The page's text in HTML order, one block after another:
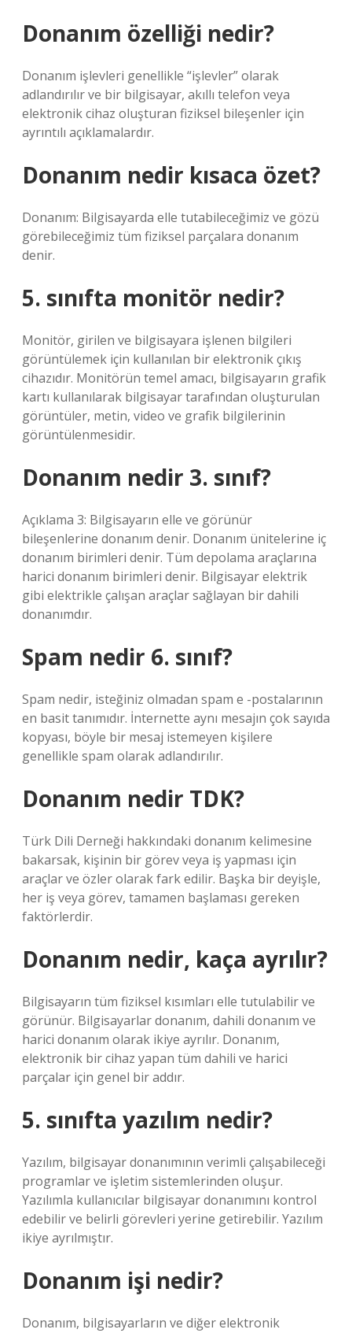
Donanım özelliği nedir?
Donanım işlevleri genellikle “işlevler” olarak
adlandırılır ve bir bilgisayar, akıllı telefon veya
elektronik cihaz oluşturan fiziksel bileşenler için
ayrıntılı açıklamalardır.
Donanım nedir kısaca özet?
Donanım: Bilgisayarda elle tutabileceğimiz ve gözü
görebileceğimiz tüm fiziksel parçalara donanım
denir.
5. sınıfta monitör nedir?
Monitör, girilen ve bilgisayara işlenen bilgileri
görüntülemek için kullanılan bir elektronik çıkış
cihazıdır. Monitörün temel amacı, bilgisayarın grafik
kartı kullanılarak bilgisayar tarafından oluşturulan
görüntüler, metin, video ve grafik bilgilerinin
görüntülenmesidir.
Donanım nedir 3. sınıf?
Açıklama 3: Bilgisayarın elle ve görünür
bileşenlerine donanım denir. Donanım ünitelerine iç
donanım birimleri denir. Tüm depolama araçlarına
harici donanım birimleri denir. Bilgisayar elektrik
gibi elektrikle çalışan araçlar sağlayan bir dahili
donanımdır.
Spam nedir 6. sınıf?
Spam nedir, isteğiniz olmadan spam e -postalarının
en basit tanımıdır. İnternette aynı mesajın çok sayıda
kopyası, böyle bir mesaj istemeyen kişilere
genellikle spam olarak adlandırılır.
Donanım nedir TDK?
Türk Dili Derneği hakkındaki donanım kelimesine
bakarsak, kişinin bir görev veya iş yapması için
araçlar ve özler olarak fark edilir. Başka bir deyişle,
her iş veya görev, tamamen başlaması gereken
faktörlerdir.
Donanım nedir, kaça ayrılır?
Bilgisayarın tüm fiziksel kısımları elle tutulabilir ve
görünür. Bilgisayarlar donanım, dahili donanım ve
harici donanım olarak ikiye ayrılır. Donanım,
elektronik bir cihaz yapan tüm dahili ve harici
parçalar için genel bir addır.
5. sınıfta yazılım nedir?
Yazılım, bilgisayar donanımının verimli çalışabileceği
programlar ve işletim sistemlerinden oluşur.
Yazılımla kullanıcılar bilgisayar donanımını kontrol
edebilir ve belirli görevleri yerine getirebilir. Yazılım
ikiye ayrılmıştır.
Donanım işi nedir?
Donanım, bilgisayarların ve diğer elektronik